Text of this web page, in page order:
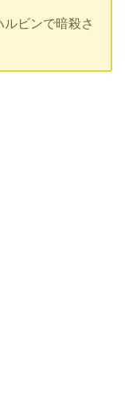
ビンで暗殺さ